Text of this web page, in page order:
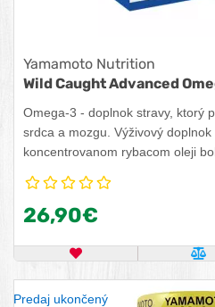
Yamamoto Nutrition
Wild Caught Advanced
Omega-3 - doplnok stravy, ktorý
srdca a mozgu. Výživový doplnok
koncentrovanom rybacom oleji
mozgovej funkcie a
dosiahnu pri dennom príjme 250
26,90€
OBĽÚBENÝ PRODUKT
Predaj ukončený